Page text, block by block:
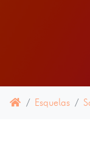
Esquelas